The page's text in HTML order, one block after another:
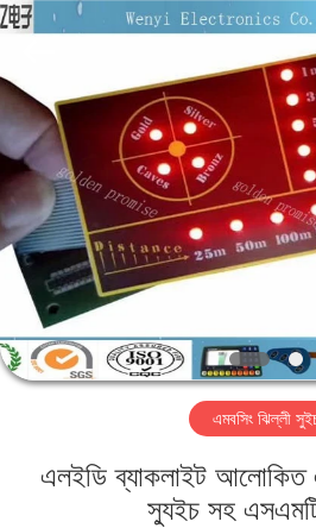
বাড়ি
পণ্য
আমাদের
সম্পর্কে
কারখানা
Jinyuanhang
Electronic
Technology
All
Rights
Reserved.
এমবসিং ঝিল্লী
এলইডি ব্যাকলাইট আলোকিত
স্যুইচ সহ এসএমটি